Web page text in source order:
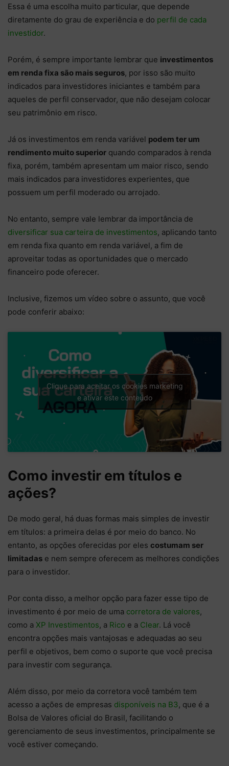
Essa é uma escolha muito particular, que depende
diretamente do grau de experiência e do perfil de cada
investidor.
Porém, é sempre importante lembrar que investimentos
em renda fixa são mais seguros, por isso são muito
indicados para investidores iniciantes e também para
aqueles de perfil conservador, que não desejam colocar
seu patrimônio em risco.
Já os investimentos em renda variável podem ter um
rendimento muito superior quando comparados à renda
fixa, porém, também apresentam um maior risco, sendo
mais indicados para investidores experientes, que
possuem um perfil moderado ou arrojado.
No entanto, sempre vale lembrar da importância de
diversificar sua carteira de investimentos, aplicando tanto
em renda fixa quanto em renda variável, a fim de
aproveitar todas as oportunidades que o mercado
financeiro pode oferecer.
Inclusive, fizemos um vídeo sobre o assunto, que você
pode conferir abaixo:
Clique para aceitar os cookies marketing
e ativar este conteúdo
Como investir em títulos e
ações?
De modo geral, há duas formas mais simples de investir
em títulos: a primeira delas é por meio do banco. No
entanto, as opções oferecidas por eles costumam ser
limitadas e nem sempre oferecem as melhores condições
para o investidor.
Por conta disso, a melhor opção para fazer esse tipo de
investimento é por meio de uma corretora de valores,
como a XP Investimentos, a Rico e a Clear. Lá você
encontra opções mais vantajosas e adequadas ao seu
perfil e objetivos, bem como o suporte que você precisa
para investir com segurança.
Além disso, por meio da corretora você também tem
acesso a ações de empresas disponíveis na B3, que é a
Bolsa de Valores oficial do Brasil, facilitando o
gerenciamento de seus investimentos, principalmente se
você estiver começando.